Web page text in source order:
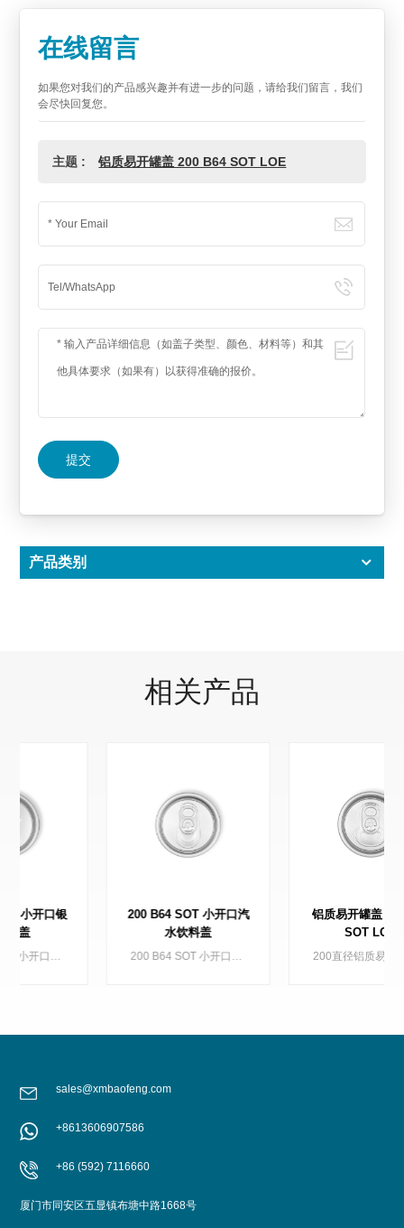
在线留言
如果您对我们的产品感兴趣并有进一步的问题，请给我们留言，我们
会尽快回复您。
主题 : 铝质易开罐盖 200 B64 SOT LOE
提交
产品类别
相关产品
200 B64 SOT 小开口汽
200 B64 SOT 小开口汽水饮料盖，适用于 2 片饮料罐
铝质易开罐盖 200 B64
200直径铝质易开罐盖2片饮料罐适用于各种饮料
sales@xmbaofeng.com
+8613606907586
+86 (592) 7116660
厦门市同安区五显镇布塘中路1668号